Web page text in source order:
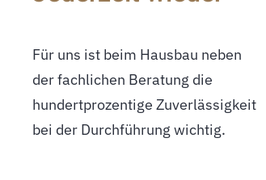
Für uns ist beim Hausbau neben
der fachlichen Beratung die
hundertprozentige Zuverlässigkeit
bei der Durchführung wichtig.
Deshalb haben wir uns beim Haus
und späterem Anbau für die Firma
Engelhardt-Haus entschieden und